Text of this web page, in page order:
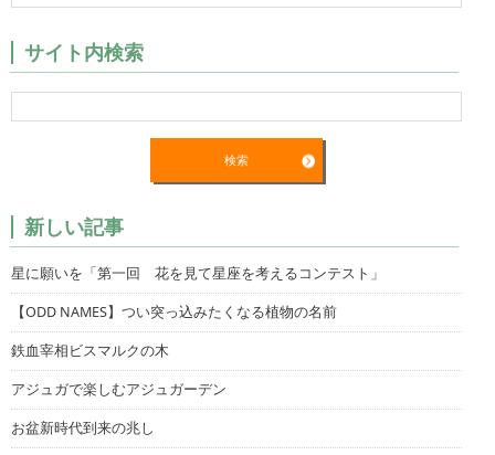
サイト内検索
新しい記事
星に願いを「第一回 花を見て星座を考えるコンテスト」
【ODD NAMES】つい突っ込みたくなる植物の名前
鉄血宰相ビスマルクの木
アジュガで楽しむアジュガーデン
お盆新時代到来の兆し